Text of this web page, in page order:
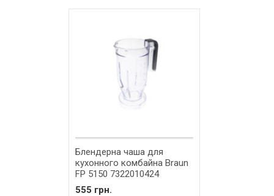
Блендерна чаша для
кухонного комбайна Braun
FP 5150 7322010424
555 грн.